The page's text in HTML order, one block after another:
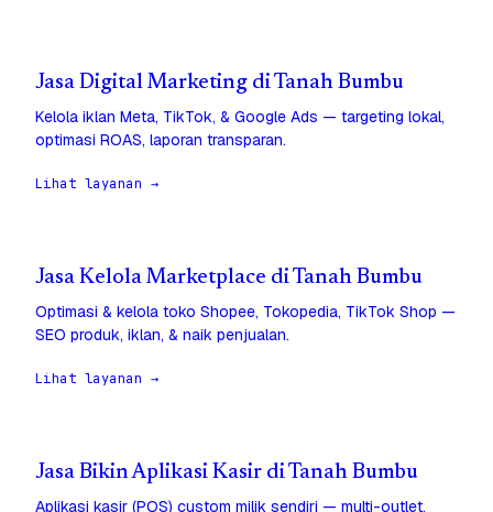
Jasa Digital Marketing di Tanah Bumbu
Kelola iklan Meta, TikTok, & Google Ads — targeting lokal,
optimasi ROAS, laporan transparan.
Lihat layanan →
Jasa Kelola Marketplace di Tanah Bumbu
Optimasi & kelola toko Shopee, Tokopedia, TikTok Shop —
SEO produk, iklan, & naik penjualan.
Lihat layanan →
Jasa Bikin Aplikasi Kasir di Tanah Bumbu
Aplikasi kasir (POS) custom milik sendiri — multi-outlet,